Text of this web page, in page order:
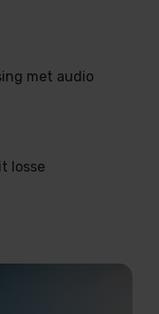
met audio
losse